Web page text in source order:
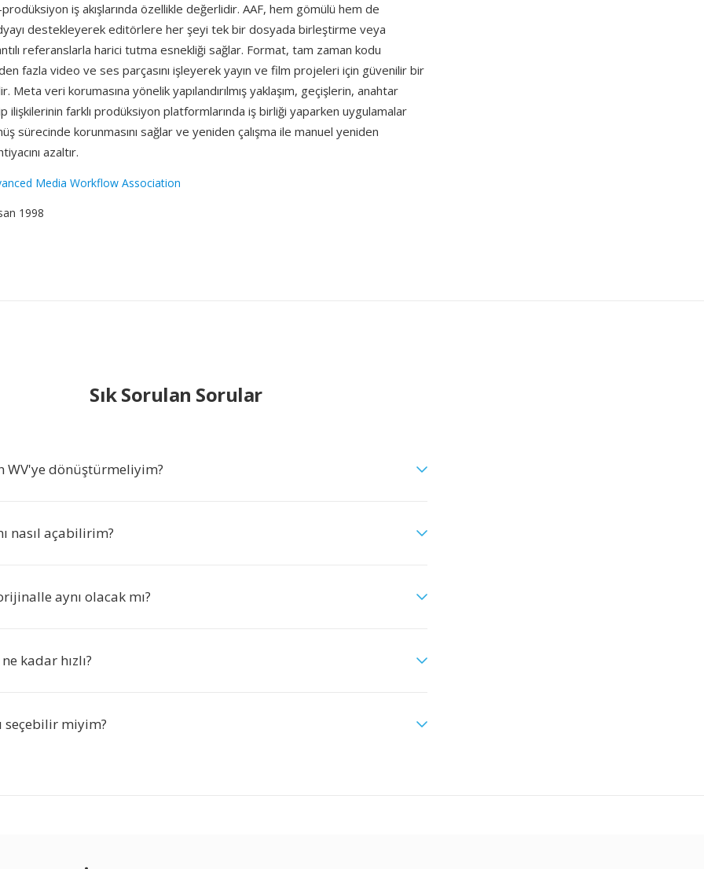
iş akışlarında özellikle değerlidir. AAF, hem gömülü hem de
destekleyerek editörlere her şeyi tek bir dosyada birleştirme veya
referanslarla harici tutma esnekliği sağlar. Format, tam zaman kodu
fazla video ve ses parçasını işleyerek yayın ve film projeleri için güvenilir bir
Meta veri korumasına yönelik yapılandırılmış yaklaşım, geçişlerin, anahtar
ilişkilerinin farklı prodüksiyon platformlarında iş birliği yaparken uygulamalar
sürecinde korunmasını sağlar ve yeniden çalışma ile manuel yeniden
azaltır.
Media Workflow Association
1998
Sık Sorulan Sorular
WV'ye dönüştürmeliyim?
nasıl açabilirim?
aynı olacak mı?
kadar hızlı?
seçebilir miyim?